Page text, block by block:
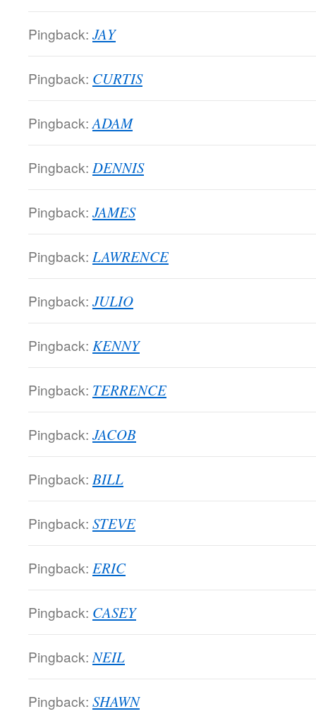
Pingback: JAY
Pingback: CURTIS
Pingback: ADAM
Pingback: DENNIS
Pingback: JAMES
Pingback: LAWRENCE
Pingback: JULIO
Pingback: KENNY
Pingback: TERRENCE
Pingback: JACOB
Pingback: BILL
Pingback: STEVE
Pingback: ERIC
Pingback: CASEY
Pingback: NEIL
Pingback: SHAWN